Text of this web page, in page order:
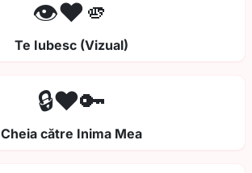
👁️❤️🫵
Te Iubesc (Vizual)
🔒❤️🔑
Cheia către Inima Mea